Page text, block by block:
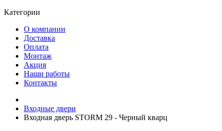
Категории
О компании
Доставка
Оплата
Монтаж
Акция
Наши работы
Контакты
Входные двери
Входная дверь STORM 29 - Черный кварц